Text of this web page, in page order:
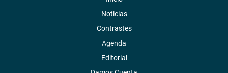
Noticias
Contrastes
Agenda
Editorial